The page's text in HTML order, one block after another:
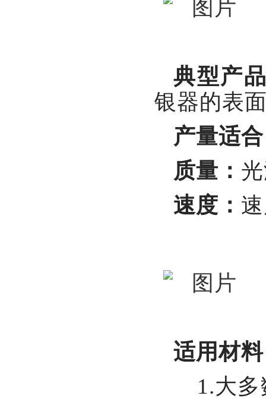
典型产
银器的表
产量适
质量：
速度：
适用材料
1.大多